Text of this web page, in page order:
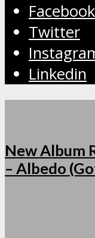
Facebook
Twitter
Linkedin
New Album
– Albedo